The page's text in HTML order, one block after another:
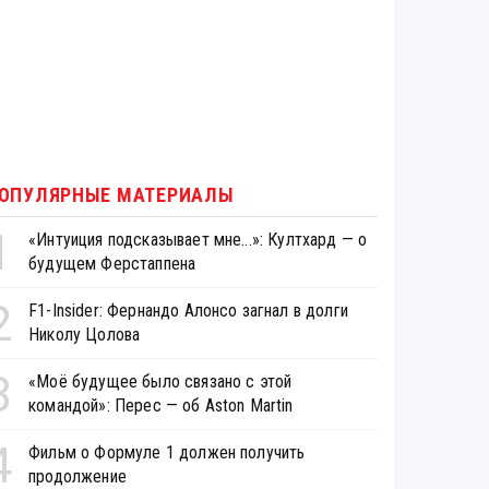
МАТЕРИАЛЫ
«Интуиция подсказывает мне...»: Култхард — о
будущем Ферстаппена
F1-Insider: Фернандо Алонсо загнал в долги
Николу Цолова
«Моё будущее было связано с этой
командой»: Перес — об Aston Martin
Фильм о Формуле 1 должен получить
продолжение